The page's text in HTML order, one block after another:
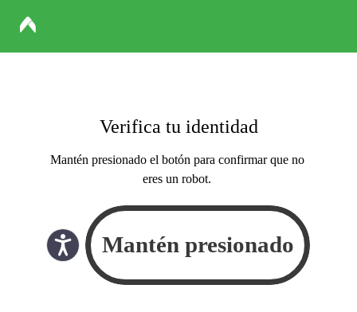
Verifica tu identidad
Mantén presionado el botón para confirmar que no
eres un robot.